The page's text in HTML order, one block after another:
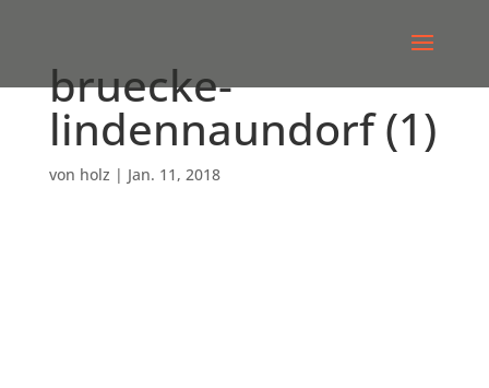
bruecke-
lindennaundorf (1)
von holz | Jan. 11, 2018